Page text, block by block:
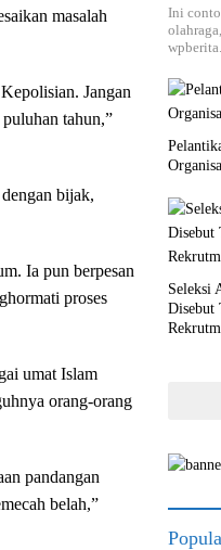
masalah
Jangan
tahun,”
bijak,
Ia pun berpesan
proses
umat Islam
orang-orang
pandangan
belah,”
Ini
wpberita.
Seleksi
Disebut